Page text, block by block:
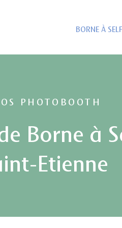
BORNE À
PHOTOBOOTH
Borne à
Etienne